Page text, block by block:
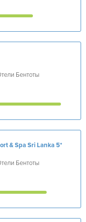
Бентоты
& Spa Sri Lanka5*
Бентоты